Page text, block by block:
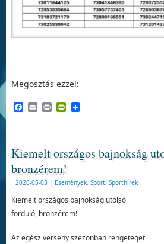
Megosztás ezzel:
Facebook
EmailPrintPrintFriendly
Kiemelt országos bajnokság
bronzérem!
2026-05-03 | Események, Sport, Sporthírek
Kiemelt országos bajnokság utolsó
forduló, bronzérem!
Az egész verseny szezonban rengeteget